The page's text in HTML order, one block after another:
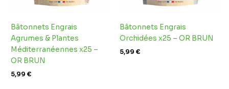
Bâtonnets Engrais
Agrumes & Plantes
Méditerranéennes x25 –
OR BRUN
5,99€
Bâtonnets Engrais
Orchidées x25 – OR BRUN
5,99 €